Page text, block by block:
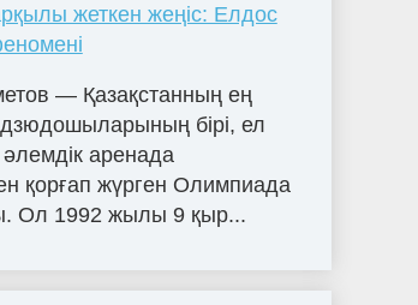
жеткен жеңіс: Елдос
— Қазақстанның ең
бірі, ел
аренада
қорғап жүрген Олимпиада
Ол 1992 жылы 9 қыр...